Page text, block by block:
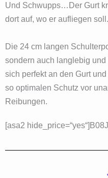
Und Schwupps…Der Gurt
dort auf, wo er aufliegen soll.
Die 24 cm langen
sondern auch langlebig
sich perfekt an den Gurt
so optimalen Schutz vor
Reibungen.
[asa2